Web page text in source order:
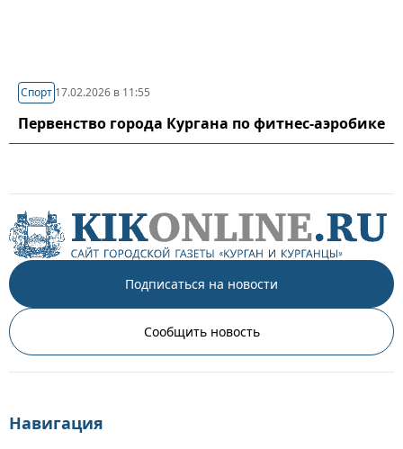
Спорт 17.02.2026 в 11:55
Первенство города Кургана по фитнес-аэробике
Подписаться на новости
Сообщить новость
Навигация